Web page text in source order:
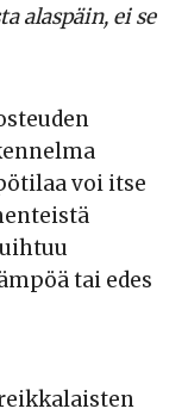
alaspäin, ei se
voi itse
tai edes